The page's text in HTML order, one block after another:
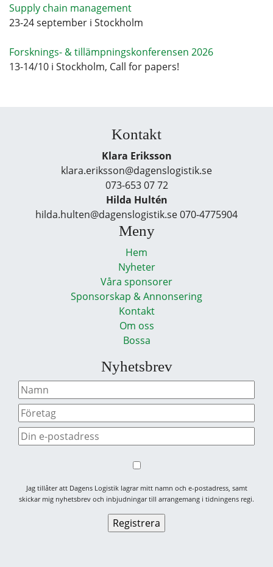
Supply chain management
23-24 september i Stockholm
Forsknings- & tillämpningskonferensen 2026
13-14/10 i Stockholm, Call for papers!
Kontakt
Klara Eriksson
klara.eriksson@dagenslogistik.se
073-653 07 72
Hilda Hultén
hilda.hulten@dagenslogistik.se 070-4775904
Meny
Hem
Nyheter
Våra sponsorer
Sponsorskap & Annonsering
Kontakt
Om oss
Bossa
Nyhetsbrev
Jag tillåter att Dagens Logistik lagrar mitt namn och e-postadress, samt
skickar mig nyhetsbrev och inbjudningar till arrangemang i tidningens regi.